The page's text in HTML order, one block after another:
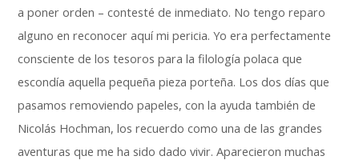
a poner orden – contesté de inmediato. No tengo reparo
alguno en reconocer aquí mi pericia. Yo era perfectamente
consciente de los tesoros para la filología polaca que
escondía aquella pequeña pieza porteña. Los dos días que
pasamos removiendo papeles, con la ayuda también de
Nicolás Hochman, los recuerdo como una de las grandes
aventuras que me ha sido dado vivir. Aparecieron muchas